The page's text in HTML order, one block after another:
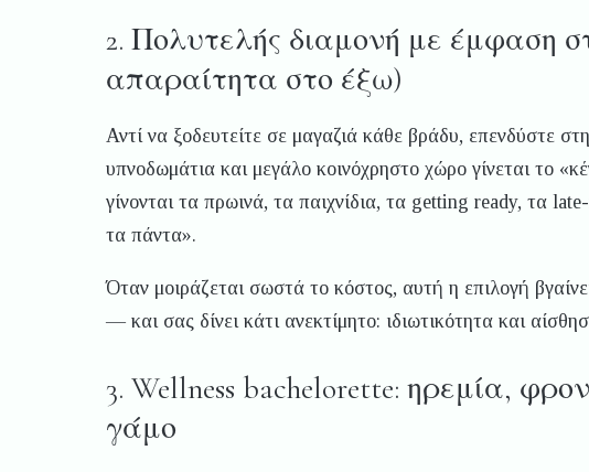
2. Πολυτελής διαμονή με έμφαση
απαραίτητα στο έξω)
Αντί να ξοδευτείτε σε μαγαζιά κάθε βράδυ, επενδύστε στη
υπνοδωμάτια και μεγάλο κοινόχρηστο χώρο γίνεται το
γίνονται τα πρωινά, τα παιχνίδια, τα getting ready, τα
τα πάντα».
Όταν μοιράζεται σωστά το κόστος, αυτή η επιλογή
— και σας δίνει κάτι ανεκτίμητο: ιδιωτικότητα και
3. Wellness bachelorette: ηρεμία,
γάμο